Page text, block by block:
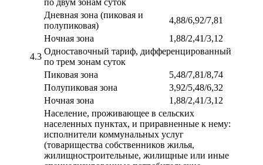
Дневная зона (пиковая и
полупиковая)
4,88/6,92/7,81
Ночная зона
1,88/2,41/3,12
4.3
Одноставочный тариф, дифференцированный
по трем зонам суток
Пиковая зона
5,48/7,81/8,74
Полупиковая зона
3,92/5,48/6,32
Ночная зона
1,88/2,41/3,12
Население, проживающее в сельских
населенных пунктах, и приравненные к нему:
исполнители коммунальных услуг
(товарищества собственников жилья,
жилищностроительные, жилищные или иные